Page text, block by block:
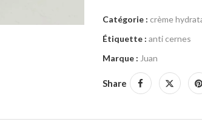
Catégorie : crème
Étiquette : anti cernes
Marque : Juan
Share